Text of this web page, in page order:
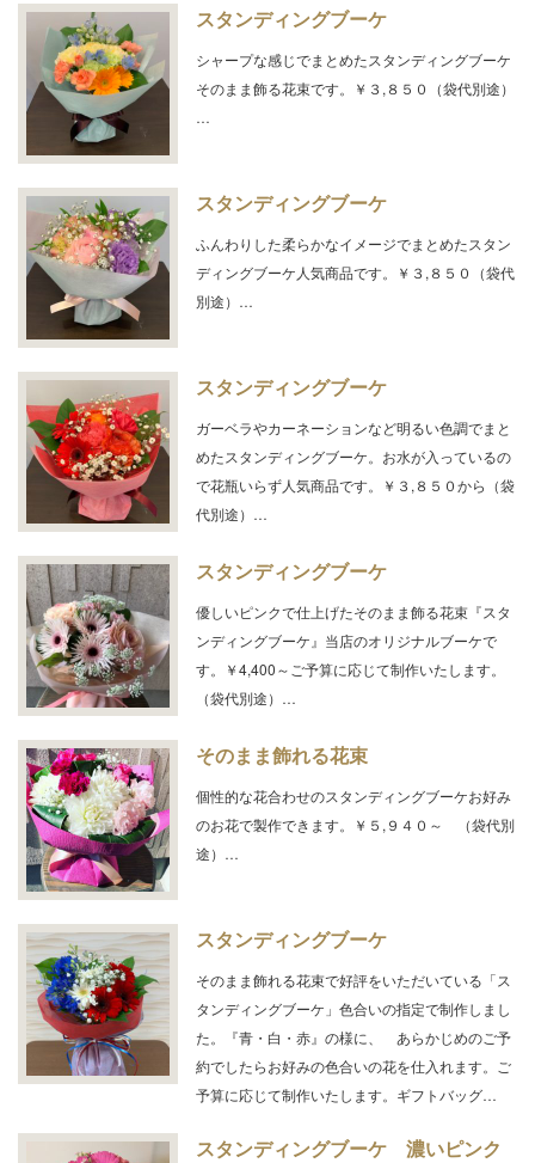
スタンディングブーケ
シャープな感じでまとめたスタンディングブーケ
そのまま飾る花束です。￥３,８５０（袋代別途）
…
スタンディングブーケ
ふんわりした柔らかなイメージでまとめたスタン
ディングブーケ人気商品です。￥３,８５０（袋代
別途）…
スタンディングブーケ
ガーベラやカーネーションなど明るい色調でまと
めたスタンディングブーケ。お水が入っているの
で花瓶いらず人気商品です。￥３,８５０から（袋
代別途）…
スタンディングブーケ
優しいピンクで仕上げたそのまま飾る花束『スタ
ンディングブーケ』当店のオリジナルブーケで
す。￥4,400～ご予算に応じて制作いたします。
（袋代別途）…
そのまま飾れる花束
個性的な花合わせのスタンディングブーケお好み
のお花で製作できます。￥５,９４０～ （袋代別
途）…
スタンディングブーケ
そのまま飾れる花束で好評をいただいている「ス
タンディングブーケ」色合いの指定で制作しまし
た。『青・白・赤』の様に、 あらかじめのご予
約でしたらお好みの色合いの花を仕入れます。ご
予算に応じて制作いたします。ギフトバッグ…
スタンディングブーケ 濃いピンク